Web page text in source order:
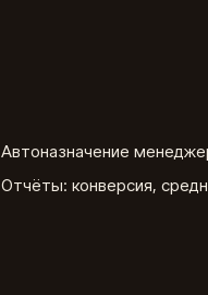
Автоназначение
Отчёты: конверсия,